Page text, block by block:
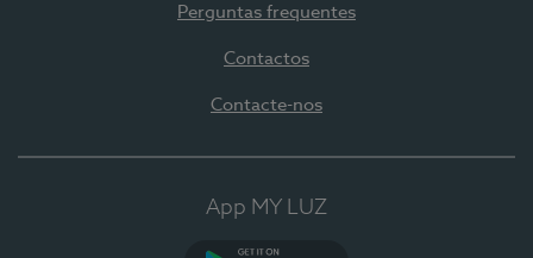
Perguntas frequentes
Contactos
Contacte-nos
App MY LUZ